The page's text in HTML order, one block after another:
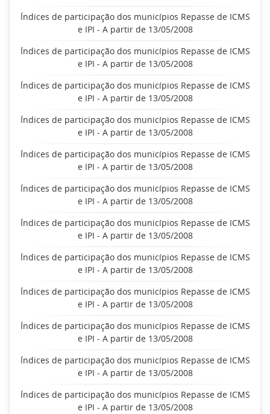
Índices de participação dos municípios Repasse de ICMS
e IPI - A partir de 13/05/2008
Índices de participação dos municípios Repasse de ICMS
e IPI - A partir de 13/05/2008
Índices de participação dos municípios Repasse de ICMS
e IPI - A partir de 13/05/2008
Índices de participação dos municípios Repasse de ICMS
e IPI - A partir de 13/05/2008
Índices de participação dos municípios Repasse de ICMS
e IPI - A partir de 13/05/2008
Índices de participação dos municípios Repasse de ICMS
e IPI - A partir de 13/05/2008
Índices de participação dos municípios Repasse de ICMS
e IPI - A partir de 13/05/2008
Índices de participação dos municípios Repasse de ICMS
e IPI - A partir de 13/05/2008
Índices de participação dos municípios Repasse de ICMS
e IPI - A partir de 13/05/2008
Índices de participação dos municípios Repasse de ICMS
e IPI - A partir de 13/05/2008
Índices de participação dos municípios Repasse de ICMS
e IPI - A partir de 13/05/2008
Índices de participação dos municípios Repasse de ICMS
e IPI - A partir de 13/05/2008